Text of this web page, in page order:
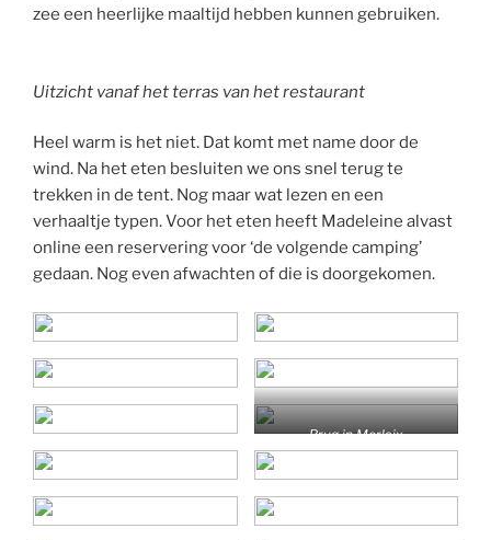
zee een heerlijke maaltijd hebben kunnen gebruiken.
Uitzicht vanaf het terras van het restaurant
Heel warm is het niet. Dat komt met name door de
wind. Na het eten besluiten we ons snel terug te
trekken in de tent. Nog maar wat lezen en een
verhaaltje typen. Voor het eten heeft Madeleine alvast
online een reservering voor ‘de volgende camping’
gedaan. Nog even afwachten of die is doorgekomen.
Brug in Morlaix